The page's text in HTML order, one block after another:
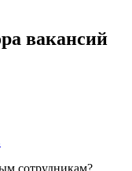
вакансий
сотрудникам?